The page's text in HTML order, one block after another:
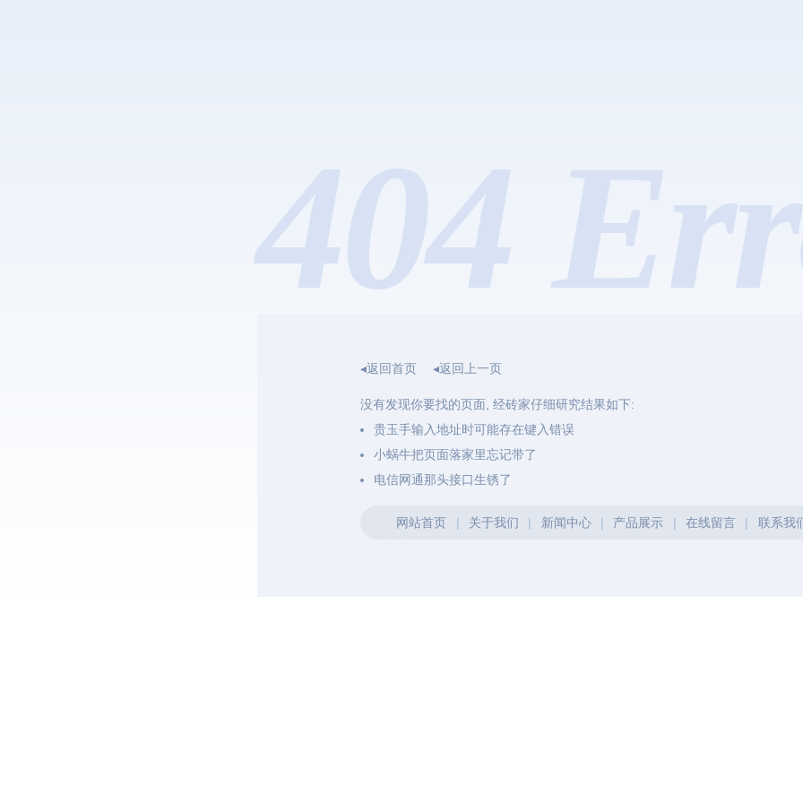
404
◂返回首页 ◂返回上一页
没有发现你要找的页面, 经砖家仔细研究结果如下:
贵玉手输入地址时可能存在键入错误
小蜗牛把页面落家里忘记带了
电信网通那头接口生锈了
网站首页 | 关于我们 | 新闻中心| 产品展示 | 在线留言| 联系我